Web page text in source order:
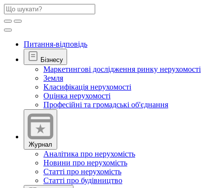
Питання-відповідь
Бізнесу
Маркетингові дослідження ринку нерухомості
Земля
Класифікація нерухомості
Оцінка нерухомості
Професійні та громадські об'єднання
Журнал
Аналітика про нерухомість
Новини про нерухомість
Статті про нерухомість
Статті про будівництво